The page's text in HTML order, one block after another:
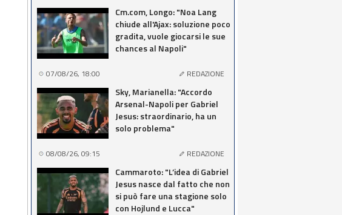
Cm.com, Longo: "Noa Lang
chiude all'Ajax: soluzione poco
gradita, vuole giocarsi le sue
chances al Napoli"
07/08/26, 18:00 REDAZIONE
Sky, Marianella: "Accordo
Arsenal-Napoli per Gabriel
Jesus: straordinario, ha un
solo problema"
08/08/26, 09:15 REDAZIONE
Cammaroto: "L’idea di Gabriel
Jesus nasce dal fatto che non
si può fare una stagione solo
con Hojlund e Lucca"